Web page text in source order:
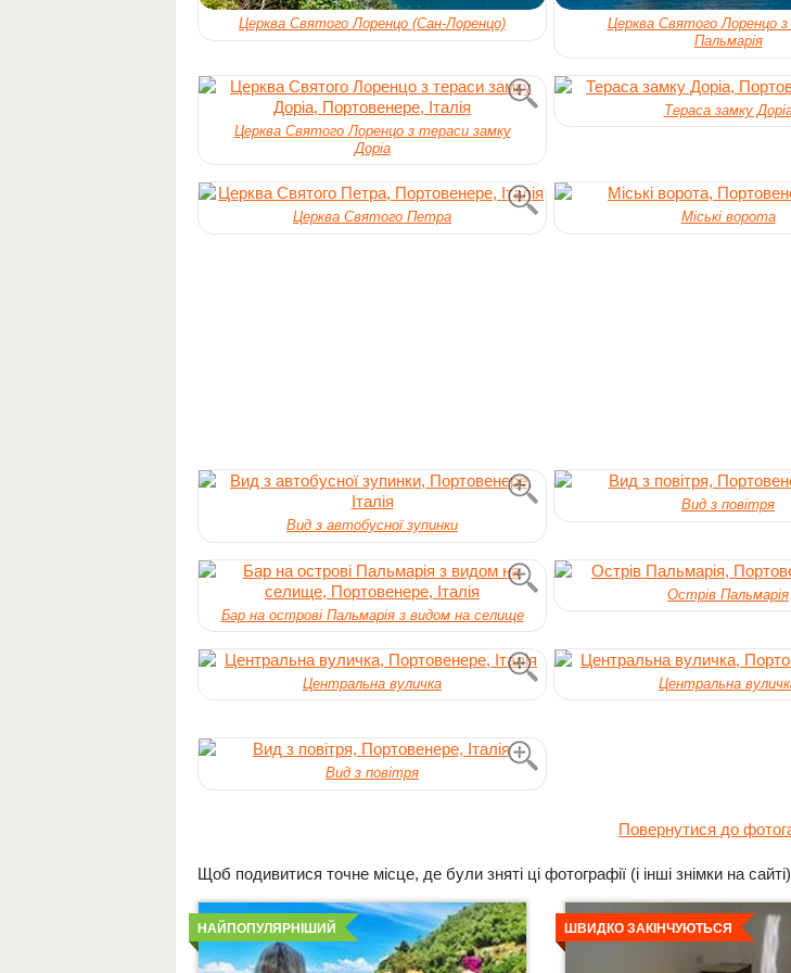
Церква Святого Лоренцо (Сан-Лоренцо)
Церква Святого Лоренцо
Пальмарія
Церква Святого Лоренцо з тераси замку
Доріа
Тераса замку
Церква Святого Петра Міські ворота
Вид з автобусної зупинки
Вид з повітря
Бар на острові Пальмарія з видом на селище
Острів Пальмарія
Центральна вуличка
Центральна
Вид з повітря
Повернутися до
Щоб подивитися точне місце, де були зняті ці фотографії (і інші знімки на
НАЙПОПУЛЯРНІШИЙ
Детальніше
ШВИДКО ЗАКІНЧУЮТЬСЯ
Детальніше